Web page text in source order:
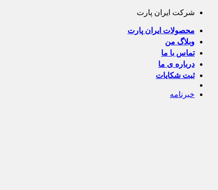
Skip
content
شرکت ایران پارت
محصولات ایران پارت
وبلاگ من
تماس با ما
درباره ی ما
ثبت شکایات
خبرنامه